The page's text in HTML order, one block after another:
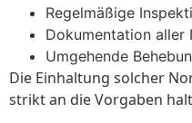
Regelmäßige
Dokumentation aller
Umgehende
Die Einhaltung solcher
strikt an die Vorgaben